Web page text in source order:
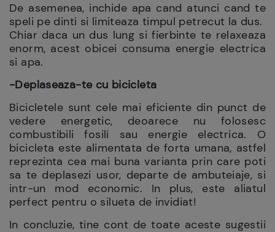
De asemenea, inchide apa cand atunci cand te
speli pe dinti si limiteaza timpul petrecut la dus.
Chiar daca un dus lung si fierbinte te relaxeaza
enorm, acest obicei consuma energie electrica
si apa.
-Deplaseaza-te cu bicicleta
Bicicletele sunt cele mai eficiente din punct de
vedere energetic, deoarece nu folosesc
combustibili fosili sau energie electrica. O
bicicleta este alimentata de forta umana, astfel
reprezinta cea mai buna varianta prin care poti
sa te deplasezi usor, departe de ambuteiaje, si
intr-un mod economic. In plus, este aliatul
perfect pentru o silueta de invidiat!
In concluzie, tine cont de toate aceste sugestii